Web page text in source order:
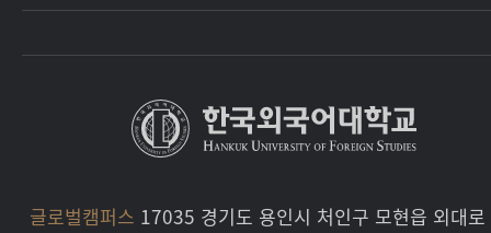
글로벌캠퍼스 17035 경기도 용인시 처인구 모현읍 외대